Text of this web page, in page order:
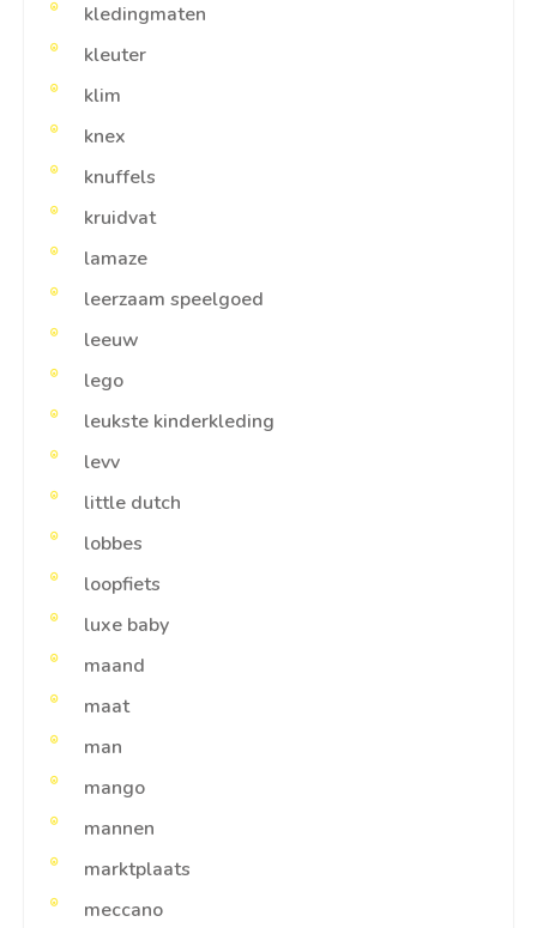
kledingmaten
kleuter
klim
knex
knuffels
kruidvat
lamaze
leerzaam speelgoed
leeuw
lego
leukste kinderkleding
levv
little dutch
lobbes
loopfiets
luxe baby
maand
maat
man
mango
mannen
marktplaats
meccano